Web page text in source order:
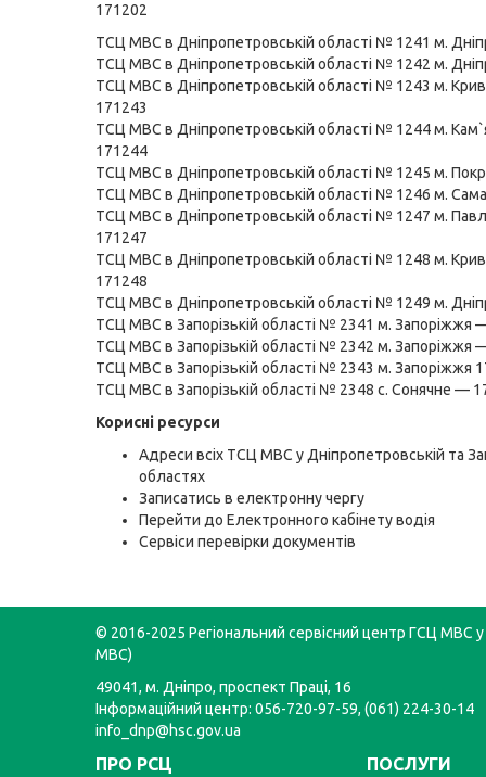
171202
ТСЦ МВС в Дніпропетровській області № 1241 м.
ТСЦ МВС в Дніпропетровській області № 1242 м.
ТСЦ МВС в Дніпропетровській області № 1243 м.
171243
ТСЦ МВС в Дніпропетровській області № 1244 м.
171244
ТСЦ МВС в Дніпропетровській області № 1245 м.
ТСЦ МВС в Дніпропетровській області № 1246 м.
ТСЦ МВС в Дніпропетровській області № 1247 м.
171247
ТСЦ МВС в Дніпропетровській області № 1248 м.
171248
ТСЦ МВС в Дніпропетровській області № 1249 м.
ТСЦ МВС в Запорізькій області № 2341 м. Запоріжжя
ТСЦ МВС в Запорізькій області № 2342 м. Запоріжжя
ТСЦ МВС в Запорізькій області № 2343 м. Запоріжжя
ТСЦ МВС в Запорізькій області № 2348 с. Сонячне —
Корисні ресурси
Адреси всіх ТСЦ МВС у Дніпропетровській та
областях
Записатись в електронну чергу
Перейти до Електронного кабінету водія
Сервіси перевірки документів
© 2016-2025 Регіональний сервісний центр ГСЦ МВС у
МВС)
49041, м. Дніпро, проспект Праці, 16
Інформаційний центр: 056-720-97-59, (061) 224-30-14
info_dnp@hsc.gov.ua
ПРО РСЦ ПОСЛУГИ